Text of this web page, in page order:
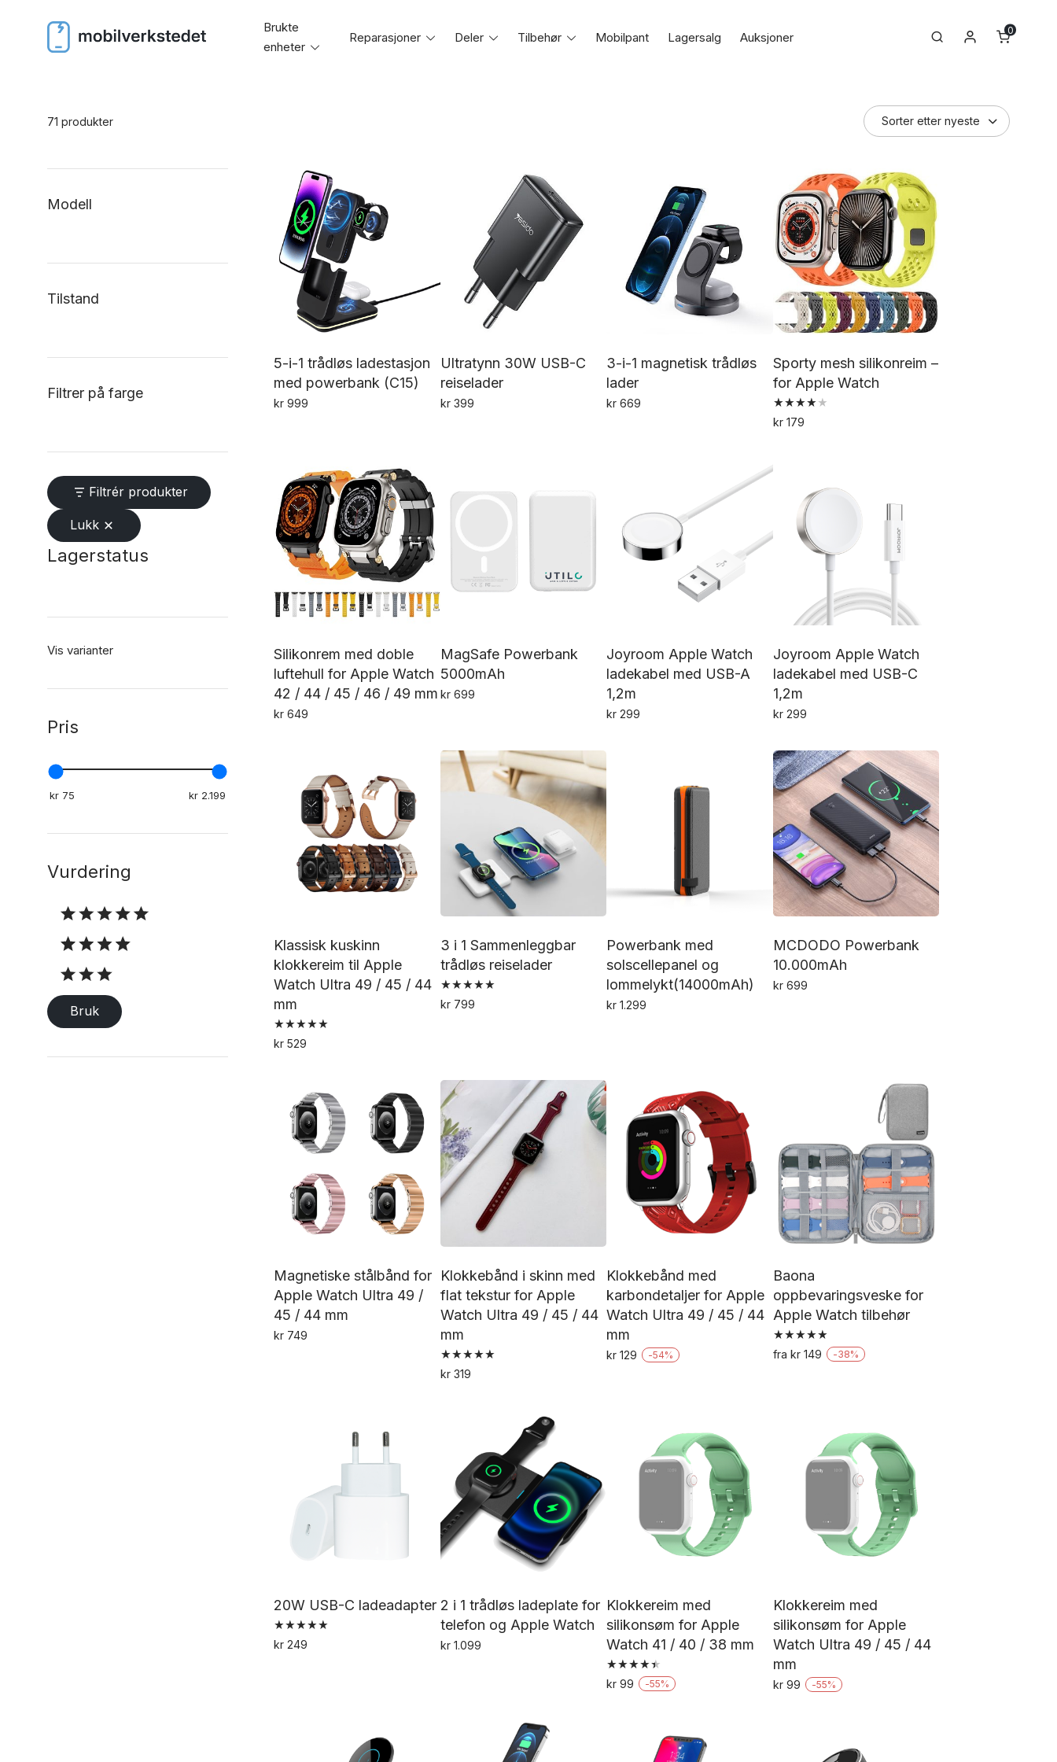
Brukte
enheter
Toggle
Reparasjoner
ToggleDeler
ToggleTilbehør
ToggleMobilpant Lagersalg Auksjoner Search Min konto
0
71 produkter
Modell
Tilstand
Filtrer på farge
Filtrér produkter
Lukk
Lagerstatus
Vis varianter
Pris
Vurdering
Vurdering
Bruk
5-i-1 trådløs ladestasjon
med powerbank (C15)
kr 999
Ultratynn 30W USB-C
reiselader
kr399
3-i-1 magnetisk trådløs
lader
kr 669
Sporty mesh silikonreim –
for Apple Watch
Vurdert
4.00
kr179
flere
varianter.
Alternativene
velges
på
Silikonrem med doble
luftehull for Apple Watch
42 / 44 / 45 / 46 / 49 mm
kr 649
har
flere
varianter.
Alternativene
kan
velges
MagSafe Powerbank
5000mAh
kr699
Joyroom Apple Watch
ladekabel med USB-A
1,2m
kr 299
Joyroom Apple Watch
ladekabel med USB-C
1,2m
kr299
Klassisk kuskinn
klokkereim til Apple
Watch Ultra 49 / 45 / 44
mm
Vurdert
5.00
kr 529
har
flere
varianter.
kan
velges
3 i 1 Sammenleggbar
trådløs reiselader
Vurdert
5.00
kr799
flere
varianter.
Alternativene
kan
velges
Powerbank med
solscellepanel og
lommelykt(14000mAh)
kr 1.299
MCDODO Powerbank
10.000mAh
kr699
varianter.
Alternativene
velges
på
produktsiden
Magnetiske stålbånd for
Apple Watch Ultra 49 /
45 / 44 mm
kr 749
varianter.
Alternativene
velges
Klokkebånd i skinn med
flat tekstur for Apple
Watch Ultra 49 / 45 / 44
mm
Vurdert
5.00
kr319
produktet
har
flere
varianter.
Alternativene
kan
velges
på
Klokkebånd med
karbondetaljer for Apple
Watch Ultra 49 / 45 / 44
mm
kr 129 -54%
flere
varianter.
Alternativene
kan
velges
på
Baona
oppbevaringsveske for
Apple Watch tilbehør
Vurdert
5.00
fra kr149 -38%
flere
varianter.
Alternativene
kan
velges
på
20W USB-C ladeadapter
Vurdert
5.00
kr 249
2 i 1 trådløs ladeplate for
telefon og Apple Watch
kr1.099
Klokkereim med
silikonsøm for Apple
Watch 41 / 40 / 38 mm
Vurdert
4.50
kr 99 -55%
har
Klokkereim med
silikonsøm for Apple
Watch Ultra 49 / 45 / 44
mm
kr99 -55%
har